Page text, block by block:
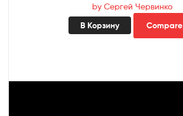
by Сергей Червинко
В Корзину Compare